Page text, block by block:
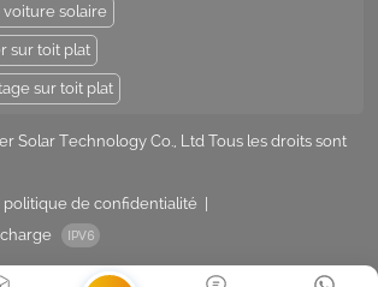
solaire
sur toit plat
sur toit plat
Solar Technology Co., Ltd Tous les droits sont
politique de confidentialité